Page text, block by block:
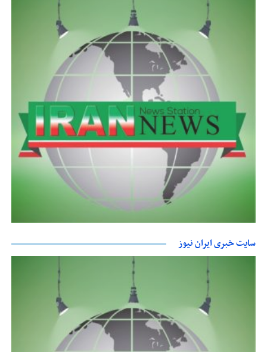
سایت خبری ایران نیوز